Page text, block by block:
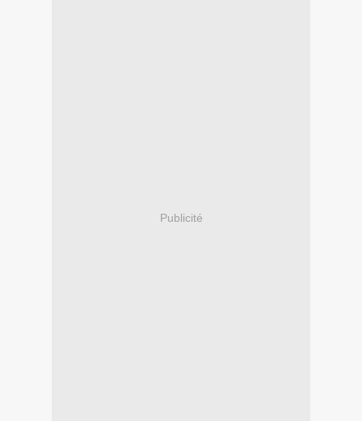
Publicité